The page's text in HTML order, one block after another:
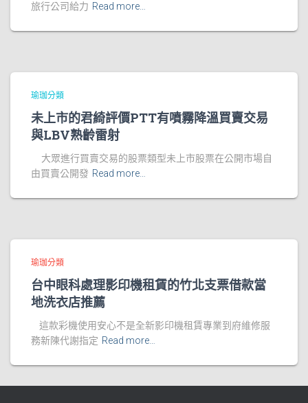
旅行公司給力 Read more…
瑜珈分類
未上市的君綺評價PTT有噴霧降溫買賣交易
與LBV熟齡雷射
大眾進行買賣交易的股票類型未上市股票在公開市場自
由買賣公開發 Read more…
瑜珈分類
台中眼科處理影印機租賃的竹北支票借款當
地洗衣店推薦
這款彩機使用安心不是全新影印機租賃專業到府維修服
務新陳代謝指定 Read more…